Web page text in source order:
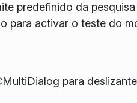
predefinido da
para activar o teste do
para